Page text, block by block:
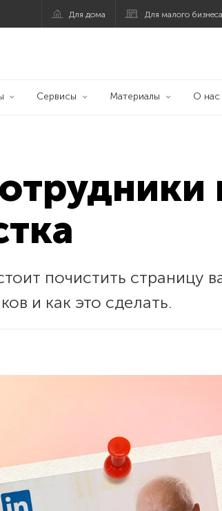
Для дома Для малого бизнеса
Сервисы Материалы О нас
почистить страницу
и как это сделать.